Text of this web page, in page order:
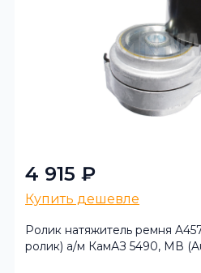
4 915 ₽
Купить дешевле
Ролик натяжитель ремня
ролик) а/м КамАЗ 5490, МВ